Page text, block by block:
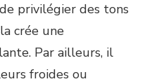
privilégier des tons
crée une
Par ailleurs, il
froides ou